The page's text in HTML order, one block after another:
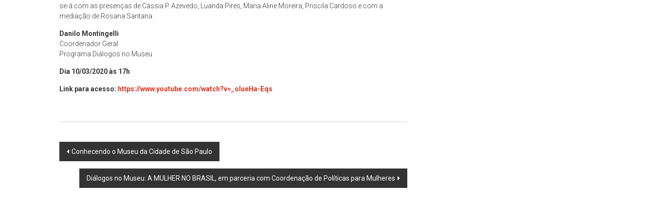
se-á com as presenças de Cássia P. Azevedo, Luanda Pires, Maria Aline Moreira, Priscila Cardoso e com a
mediação de Rosana Santana.
Danilo Montingelli
Coordenador Geral
Programa Diálogos no Museu
Dia 10/03/2020 às 17h
Link para acesso: https://www.youtube.com/watch?v=_oIueHa-Eqs
Post
navigation
Conhecendo o Museu da Cidade de São Paulo
Diálogos no Museu: A MULHER NO BRASIL, em parceria com Coordenação de Políticas para Mulheres